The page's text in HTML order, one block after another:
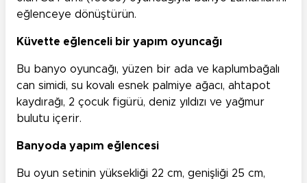
eğlenceye dönüştürün.
Küvette eğlenceli bir yapım oyuncağı
Bu banyo oyuncağı, yüzen bir ada ve kaplumbağalı
can simidi, su kovalı esnek palmiye ağacı, ahtapot
kaydırağı, 2 çocuk figürü, deniz yıldızı ve yağmur
bulutu içerir.
Banyoda yapım eğlencesi
Bu oyun setinin yüksekliği 22 cm, genişliği 25 cm,